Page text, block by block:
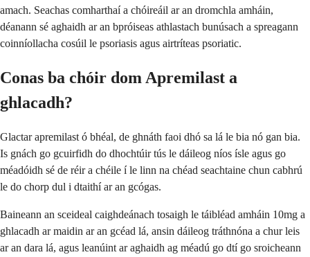
amach. Seachas comharthaí a chóireáil ar an dromchla amháin,
déanann sé aghaidh ar an bpróiseas athlastach bunúsach a spreagann
coinníollacha cosúil le psoriasis agus airtríteas psoriatic.
Conas ba chóir dom Apremilast a
ghlacadh?
Glactar apremilast ó bhéal, de ghnáth faoi dhó sa lá le bia nó gan bia.
Is gnách go gcuirfidh do dhochtúir tús le dáileog níos ísle agus go
méadóidh sé de réir a chéile í le linn na chéad seachtaine chun cabhrú
le do chorp dul i dtaithí ar an gcógas.
Baineann an sceideal caighdeánach tosaigh le táibléad amháin 10mg a
ghlacadh ar maidin ar an gcéad lá, ansin dáileog tráthnóna a chur leis
ar an dara lá, agus leanúint ar aghaidh ag méadú go dtí go sroicheann